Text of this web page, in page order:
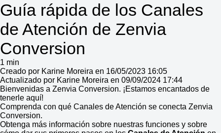
Guía rápida de los Canales
de Atención de Zenvia
Conversion
1 min
Creado por Karine Moreira en 16/05/2023 16:05
Actualizado por Karine Moreira en 09/09/2024 17:44
Bienvenidas a Zenvia Conversion. ¡Estamos encantados de
tenerle aquí!
Comprenda con qué Canales de Atención se conecta Zenvia
Conversion.
Obtenga más información sobre nuestras funciones y sobre